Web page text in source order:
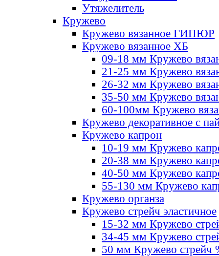
Утяжелитель
Кружево
Кружево вязанное ГИПЮР
Кружево вязанное ХБ
09-18 мм Кружево
21-25 мм Кружево
26-32 мм Кружево
35-50 мм Кружево
60-100мм Кружево
Кружево декоративное с
Кружево капрон
10-19 мм Кружево
20-38 мм Кружево
40-50 мм Кружево
55-130 мм Кружево
Кружево органза
Кружево стрейч эластичное
15-32 мм Кружево
34-45 мм Кружево
50 мм Кружево стрейч